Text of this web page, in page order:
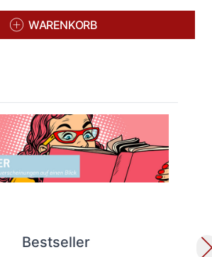
WARENKORB
Bestseller